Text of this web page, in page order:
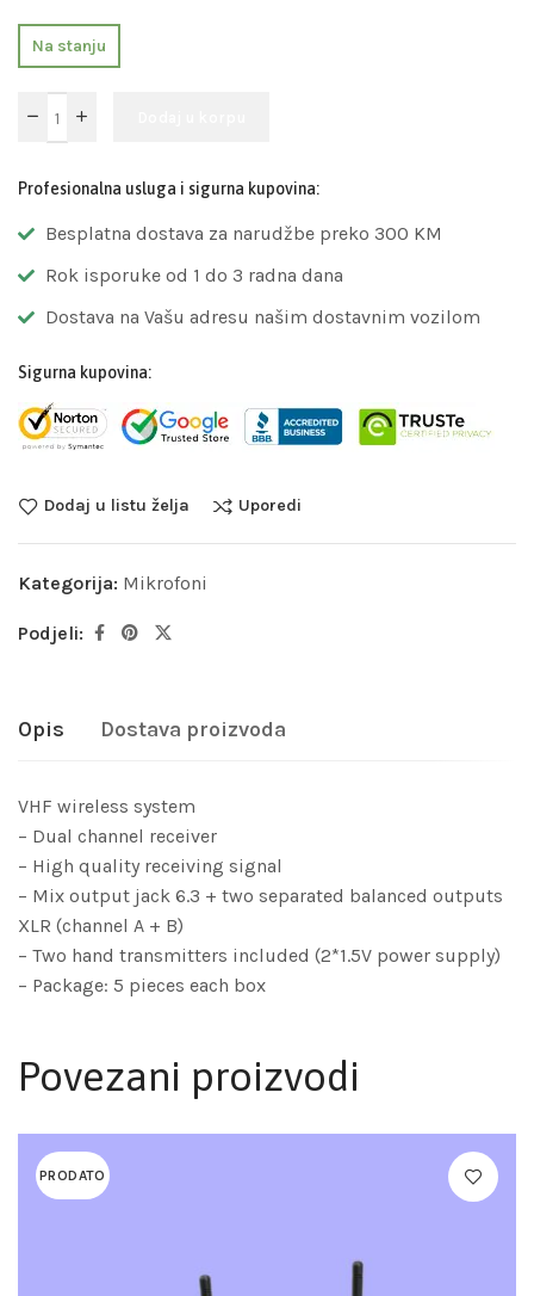
Na stanju
Profesionalna usluga i sigurna kupovina:
Besplatna dostava za narudžbe preko 300 KM
Rok isporuke od 1 do 3 radna dana
Dostava na Vašu adresu našim dostavnim vozilom
Sigurna kupovina:
Dodaj u listu želja Uporedi
Kategorija: Mikrofoni
Podjeli:
Opis Dostava proizvoda
VHF wireless system
– Dual channel receiver
– High quality receiving signal
– Mix output jack 6.3 + two separated balanced outputs
XLR (channel A + B)
– Two hand transmitters included (2*1.5V power supply)
– Package: 5 pieces each box
Povezani proizvodi
PRODATO